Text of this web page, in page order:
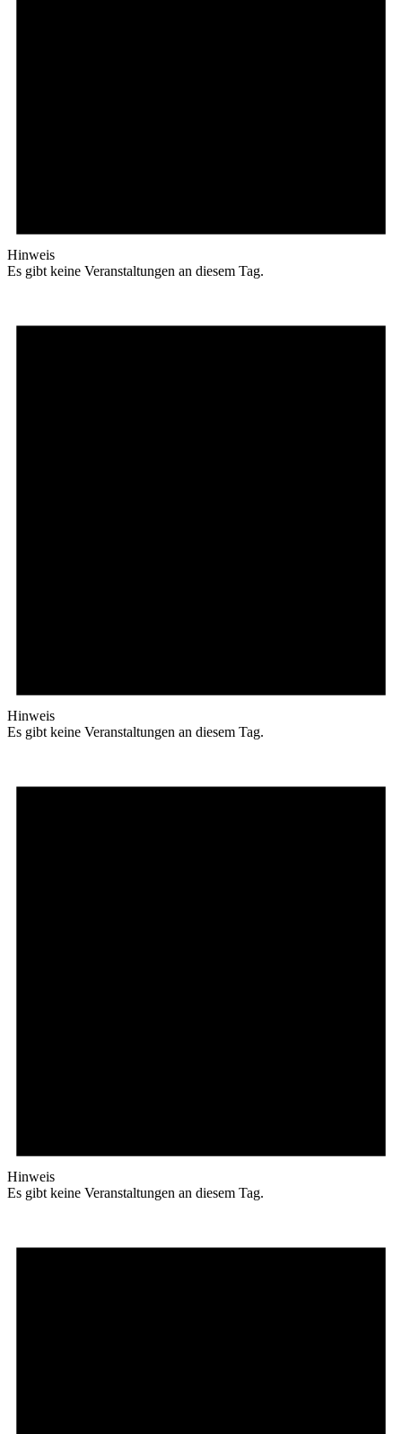
Hinweis
Es gibt keine Veranstaltungen an diesem Tag.
Hinweis
Es gibt keine Veranstaltungen an diesem Tag.
Hinweis
Es gibt keine Veranstaltungen an diesem Tag.